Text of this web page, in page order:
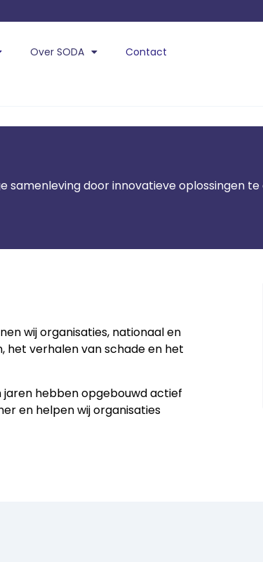
Over SODA Contact
samenleving door innovatieve oplossingen
wij organisaties, nationaal en
het verhalen van schade en het
jaren hebben opgebouwd actief
en helpen wij organisaties